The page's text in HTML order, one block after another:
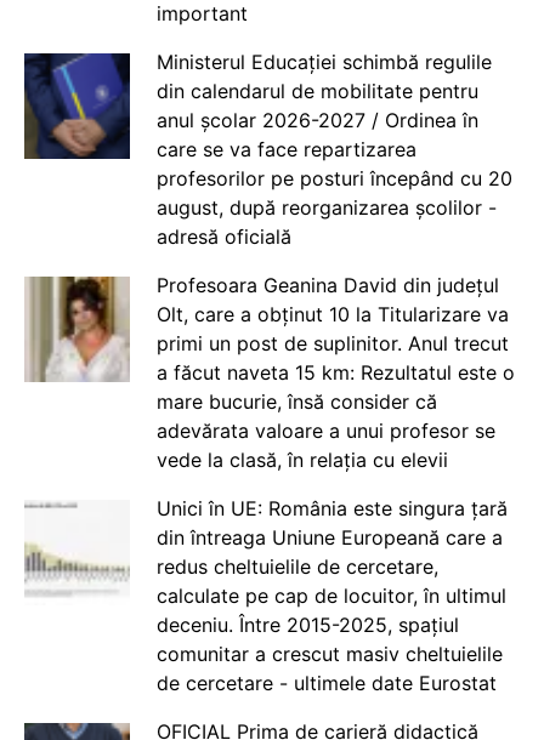
important
Ministerul Educației schimbă regulile
din calendarul de mobilitate pentru
anul școlar 2026-2027 / Ordinea în
care se va face repartizarea
profesorilor pe posturi începând cu 20
august, după reorganizarea școlilor -
adresă oficială
Profesoara Geanina David din județul
Olt, care a obținut 10 la Titularizare va
primi un post de suplinitor. Anul trecut
a făcut naveta 15 km: Rezultatul este o
mare bucurie, însă consider că
adevărata valoare a unui profesor se
vede la clasă, în relația cu elevii
Unici în UE: România este singura țară
din întreaga Uniune Europeană care a
redus cheltuielile de cercetare,
calculate pe cap de locuitor, în ultimul
deceniu. Între 2015-2025, spațiul
comunitar a crescut masiv cheltuielile
de cercetare - ultimele date Eurostat
OFICIAL Prima de carieră didactică